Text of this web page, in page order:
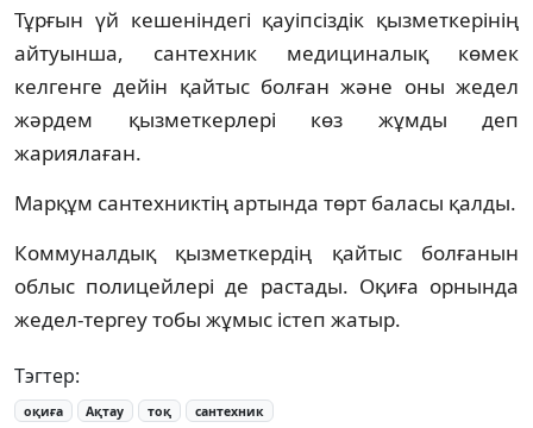
Тұрғын үй кешеніндегі қауіпсіздік қызметкерінің
айтуынша, сантехник медициналық көмек
келгенге дейін қайтыс болған және оны жедел
жәрдем қызметкерлері көз жұмды деп
жариялаған.
Марқұм сантехниктің артында төрт баласы қалды.
Коммуналдық қызметкердің қайтыс болғанын
облыс полицейлері де растады. Оқиға орнында
жедел-тергеу тобы жұмыс істеп жатыр.
Тэгтер:
оқиға Ақтау тоқ сантехник